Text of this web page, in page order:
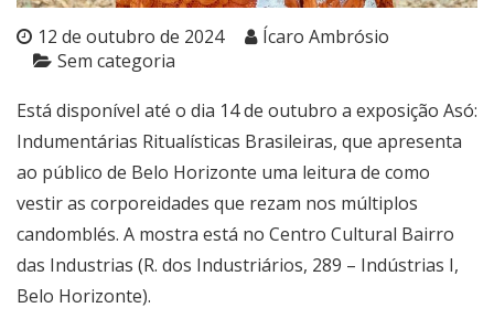
12 de outubro de 2024
Ícaro Ambrósio
Sem categoria
Está disponível até o dia 14 de outubro a exposição Asó:
Indumentárias Ritualísticas Brasileiras, que apresenta
ao público de Belo Horizonte uma leitura de como
vestir as corporeidades que rezam nos múltiplos
candomblés. A mostra está no Centro Cultural Bairro
das Industrias (R. dos Industriários, 289 – Indústrias I,
Belo Horizonte).